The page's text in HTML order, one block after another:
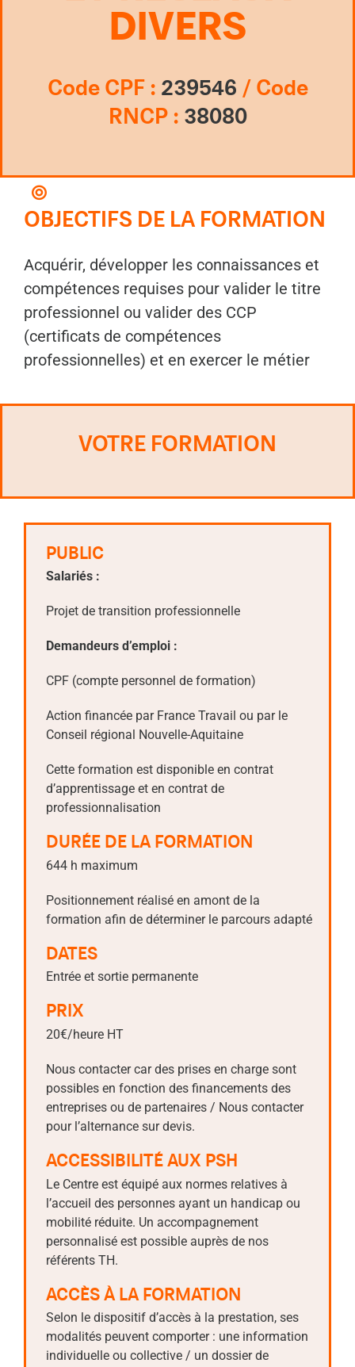
DIVERS
Code CPF : 239546 / Code
RNCP : 38080
OBJECTIFS DE LA FORMATION
Acquérir, développer les connaissances et
compétences requises pour valider le titre
professionnel ou valider des CCP
(certificats de compétences
professionnelles) et en exercer le métier
VOTRE FORMATION
PUBLIC
Salariés :
Projet de transition professionnelle
Demandeurs d’emploi :
CPF (compte personnel de formation)
Action financée par France Travail ou par le
Conseil régional Nouvelle-Aquitaine
Cette formation est disponible en contrat
d’apprentissage et en contrat de
professionnalisation
DURÉE DE LA FORMATION
644 h maximum
Positionnement réalisé en amont de la
formation afin de déterminer le parcours adapté
DATES
Entrée et sortie permanente
PRIX
20€/heure HT
Nous contacter car des prises en charge sont
possibles en fonction des financements des
entreprises ou de partenaires / Nous contacter
pour l’alternance sur devis.
ACCESSIBILITÉ AUX PSH
Le Centre est équipé aux normes relatives à
l’accueil des personnes ayant un handicap ou
mobilité réduite. Un accompagnement
personnalisé est possible auprès de nos
référents TH.
ACCÈS À LA FORMATION
Selon le dispositif d’accès à la prestation, ses
modalités peuvent comporter : une information
individuelle ou collective / un dossier de